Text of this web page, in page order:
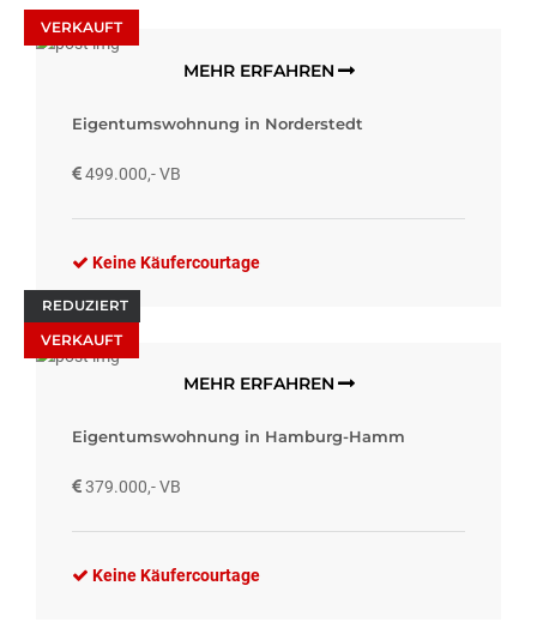
VERKAUFT
MEHR ERFAHREN
Eigentumswohnung in Norderstedt
499.000,- VB
Keine Käufercourtage
VERKAUFT
REDUZIERT
MEHR ERFAHREN
Eigentumswohnung in Hamburg-Hamm
379.000,- VB
Keine Käufercourtage